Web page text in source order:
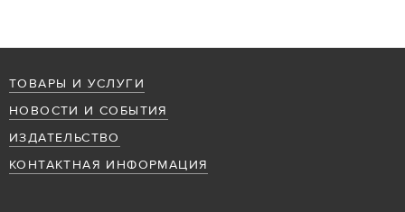
ТОВАРЫ И УСЛУГИ
НОВОСТИ И СОБЫТИЯ
ИЗДАТЕЛЬСТВО
КОНТАКТНАЯ ИНФОРМАЦИЯ